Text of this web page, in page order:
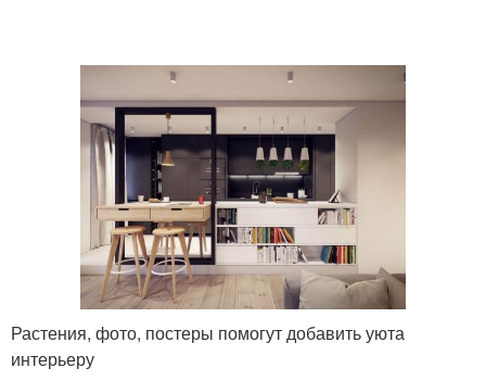
Растения, фото, постеры помогут добавить уюта
интерьеру